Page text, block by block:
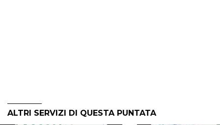
ALTRI SERVIZI DI QUESTA PUNTATA